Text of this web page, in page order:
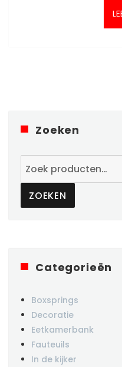
Zoeken
ZOEKEN
Categorieën
Boxsprings
Decoratie
Eetkamerbank
Fauteuils
In de kijker